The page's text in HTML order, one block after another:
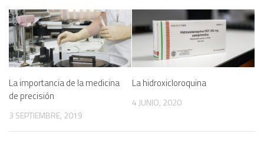
La importancia de la medicina
de precisión
3 SEPTIEMBRE, 2019
La hidroxicloroquina
4 JUNIO, 2020